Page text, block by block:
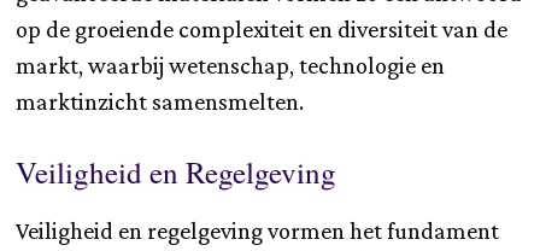
op de groeiende complexiteit en diversiteit van de
markt, waarbij wetenschap, technologie en
marktinzicht samensmelten.
Veiligheid en Regelgeving
Veiligheid en regelgeving vormen het fundament